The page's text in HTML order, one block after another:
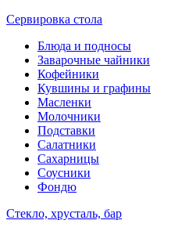
Сервировка стола
Блюда и подносы
Заварочные чайники
Кофейники
Кувшины и графины
Масленки
Молочники
Подставки
Салатники
Сахарницы
Соусники
Фондю
Стекло, хрусталь, бар